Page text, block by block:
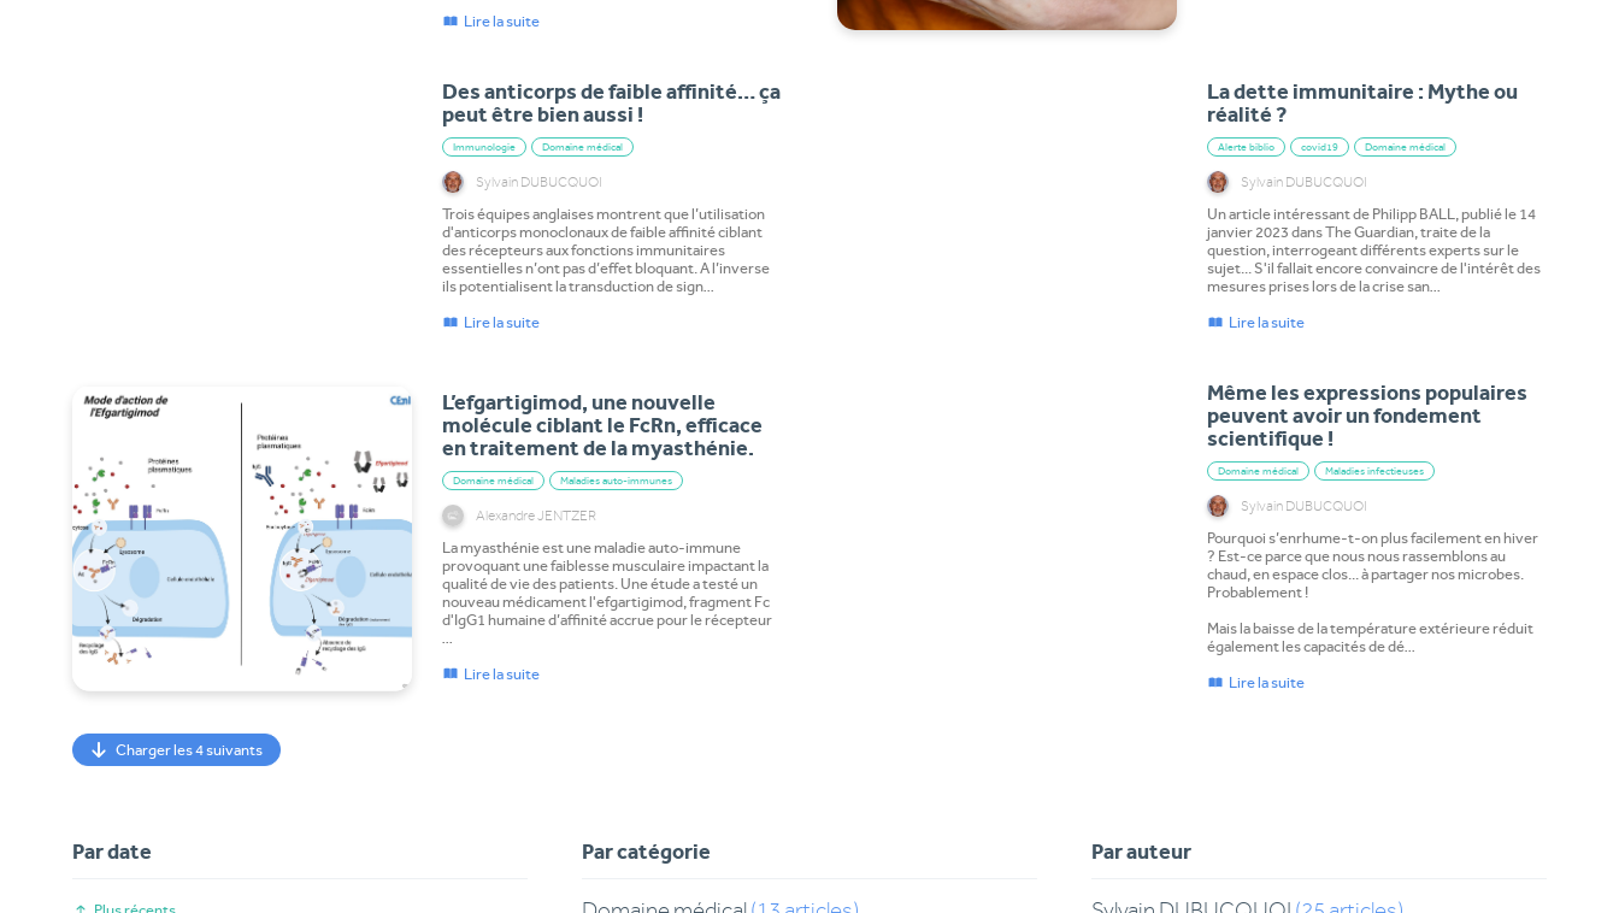
Lire la suite
Des anticorps de faible affinité… ça
peut être bien aussi !
Immunologie Domaine médical
Sylvain DUBUCQUOI
Trois équipes anglaises montrent que l’utilisation
d'anticorps monoclonaux de faible affinité ciblant
des récepteurs aux fonctions immunitaires
essentielles n’ont pas d’effet bloquant. A l’inverse
ils potentialisent la transduction de sign…
Lire la suite
La dette immunitaire : Mythe ou
réalité ?
Alerte biblio covid19 Domaine médical
Sylvain DUBUCQUOI
Un article intéressant de Philipp BALL, publié le 14
janvier 2023 dans The Guardian, traite de la
question, interrogeant différents experts sur le
sujet... S'il fallait encore convaincre de l'intérêt des
mesures prises lors de la crise san…
Lire la suite
L’efgartigimod, une nouvelle
molécule ciblant le FcRn, efficace
en traitement de la myasthénie.
Domaine médical Maladies auto-immunes
Alexandre JENTZER
La myasthénie est une maladie auto-immune
provoquant une faiblesse musculaire impactant la
qualité de vie des patients. Une étude a testé un
nouveau médicament l'efgartigimod, fragment Fc
d'IgG1 humaine d’affinité accrue pour le récepteur
Lire la suite
Même les expressions populaires
peuvent avoir un fondement
scientifique !
Domaine médical Maladies infectieuses
Sylvain DUBUCQUOI
Pourquoi s’enrhume-t-on plus facilement en hiver
? Est-ce parce que nous nous rassemblons au
chaud, en espace clos... à partager nos microbes.
Probablement !
Mais la baisse de la température extérieure réduit
également les capacités de dé…
Lire la suite
Charger les 4 suivants
Par date Par catégorie Par auteur